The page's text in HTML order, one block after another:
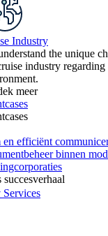
Industry
the unique
industry
meer
en efficiënt
binnen
succesverhaal